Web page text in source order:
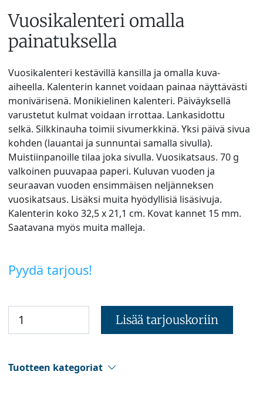
Vuosikalenteri omalla
painatuksella
Vuosikalenteri kestävillä kansilla ja omalla kuva-
aiheella. Kalenterin kannet voidaan painaa näyttävästi
monivärisenä. Monikielinen kalenteri. Päiväyksellä
varustetut kulmat voidaan irrottaa. Lankasidottu
selkä. Silkkinauha toimii sivumerkkinä. Yksi päivä sivua
kohden (lauantai ja sunnuntai samalla sivulla).
Muistiinpanoille tilaa joka sivulla. Vuosikatsaus. 70 g
valkoinen puuvapaa paperi. Kuluvan vuoden ja
seuraavan vuoden ensimmäisen neljänneksen
vuosikatsaus. Lisäksi muita hyödyllisiä lisäsivuja.
Kalenterin koko 32,5 x 21,1 cm. Kovat kannet 15 mm.
Saatavana myös muita malleja.
Pyydä tarjous!
Lisää tarjouskoriin
Tuotteen kategoriat